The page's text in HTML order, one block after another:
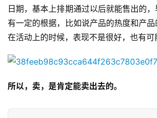
网
日期，基本上排期通过以后就能售出的
有一定的根据，比如说产品的热度和产
在活动上的时候，表现不是很好，也有可
所以，卖，是肯定能卖出去的。